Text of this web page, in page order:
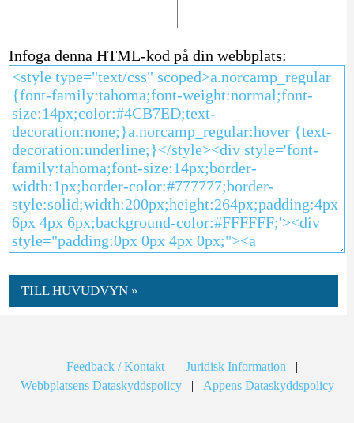
Infoga denna HTML-kod på din webbplats:
TILL HUVUDVYN »
Feedback / Kontakt | Juridisk Information
|
Webbplatsens Dataskyddspolicy
| Appens Dataskyddspolicy